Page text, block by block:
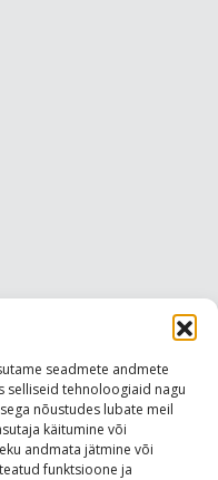
seadmete andmete
selliseid tehnoloogiaid nagu
nõustudes lubate meil
käitumine või
andmata jätmine või
funktsioone ja